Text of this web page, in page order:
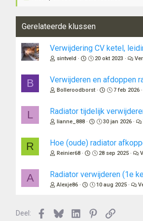
Gerelateerde klussen
Verwijdering CV ketel,
sintveld 20 okt 2023
B Verwijderen en afdoppen
Bolleroodborst 7 feb 2026
L Radiator tijdelijk
lianne_888 30 jan 2026
R Hoe (oude) radiator
Reinier68 28 sep 2025
A Radiator verwijderen (1e
Alexje86 10 aug 2025
Deel: Facebook
BlueskyLinkedInPinterest
Link